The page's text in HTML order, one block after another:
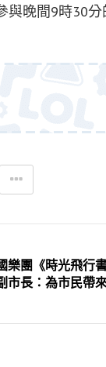
與晚間9時30
樂團《時光飛行
市長：為市民帶